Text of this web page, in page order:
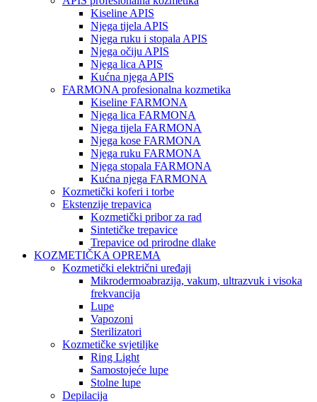
Kiseline APIS
Njega tijela APIS
Njega ruku i stopala APIS
Njega očiju APIS
Njega lica APIS
Kućna njega APIS
FARMONA profesionalna kozmetika
Kiseline FARMONA
Njega lica FARMONA
Njega tijela FARMONA
Njega kose FARMONA
Njega ruku FARMONA
Njega stopala FARMONA
Kućna njega FARMONA
Kozmetički koferi i torbe
Ekstenzije trepavica
Kozmetički pribor za rad
Sintetičke trepavice
Trepavice od prirodne dlake
KOZMETIČKA OPREMA
Kozmetički električni uređaji
Mikrodermoabrazija, vakum, ultrazvuk i visoka
frekvancija
Lupe
Vapozoni
Sterilizatori
Kozmetičke svjetiljke
Ring Light
Samostojeće lupe
Stolne lupe
Depilacija